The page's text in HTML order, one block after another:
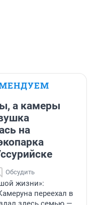
а камеры
на
Обсудить
жизни»:
переехал в